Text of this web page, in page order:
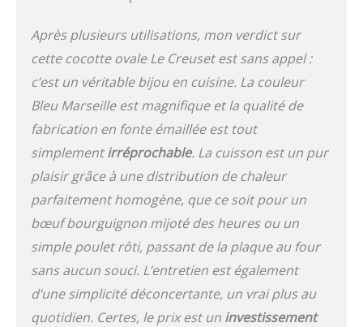
délicieux plats mijotés
veau, bœuf braisé, bœuf
bourguignon,
carbonnade ou encore
pot au feu, mais aussi
pour des pièces de
viandes telles que gigot,
répartition de la chaleur
et sa montée progressive
en température permet
la conservation des
qualités nutritionnelles
des aliments.<P> La
nouvelle cocotte gagne
encore en technicité avec
un nouvel émail intérieur
renforcé, spécialement
Après plusieurs utilisations, mon verdict sur
cette cocotte ovale Le Creuset est sans appel :
c’est un véritable bijou en cuisine. La couleur
Bleu Marseille est magnifique et la qualité de
fabrication en fonte émaillée est tout
simplementirréprochable. La cuisson est un pur
plaisir grâce à une distribution de chaleur
parfaitement homogène, que ce soit pour un
bœuf bourguignon mijoté des heures ou un
simple poulet rôti, passant de la plaque au four
sans aucun souci. L’entretien est également
d’une simplicité déconcertante, un vrai plus au
quotidien. Certes, le prix est un investissement